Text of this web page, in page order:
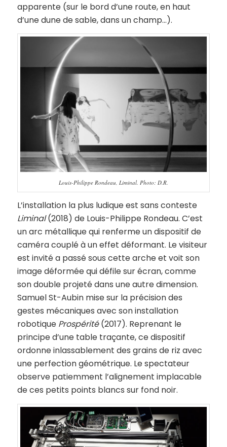
apparente (sur le bord d’une route, en haut
d’une dune de sable, dans un champ…).
Louis-Philippe Rondeau, Liminal. Photo: D.R.
L’installation la plus ludique est sans conteste
Liminal(2018) de Louis-Philippe Rondeau. C’est
un arc métallique qui renferme un dispositif de
caméra couplé à un effet déformant. Le visiteur
est invité a passé sous cette arche et voit son
image déformée qui défile sur écran, comme
son double projeté dans une autre dimension.
Samuel St-Aubin mise sur la précision des
gestes mécaniques avec son installation
robotique Prospérité(2017). Reprenant le
principe d’une table traçante, ce dispositif
ordonne inlassablement des grains de riz avec
une perfection géométrique. Le spectateur
observe patiemment l’alignement implacable
de ces petits points blancs sur fond noir.